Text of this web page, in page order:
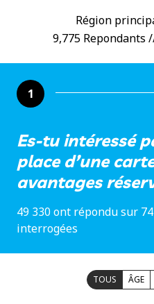
Région
9,775 Repondants
1
Es-tu intéressé
place d’une
avantages
49 330 ont répondu sur
interrogées
TOUS ÂGE